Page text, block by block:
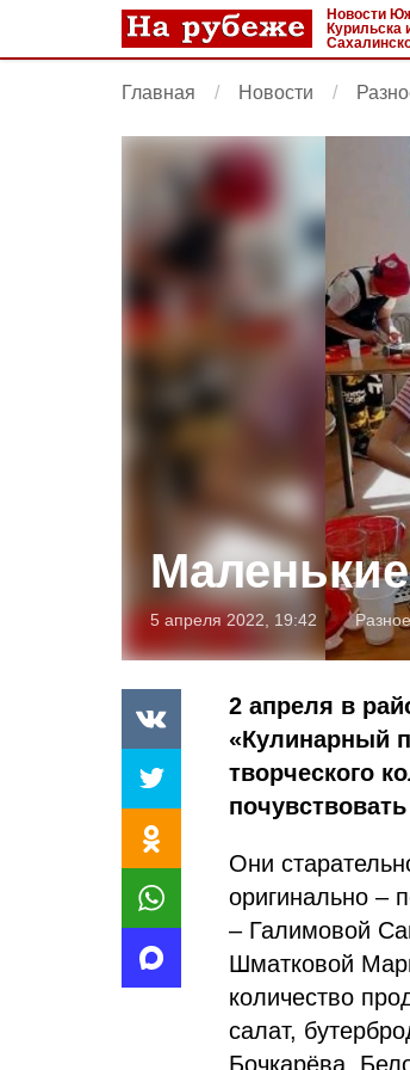
Новости
Курильска
Главная Новости
5 апреля 2022, 19:42 Разное
2 апреля в
«Кулинарный
творческого
Они
оригинально –
– Галимовой
Шматковой
количество
салат,
Бочкарёва,